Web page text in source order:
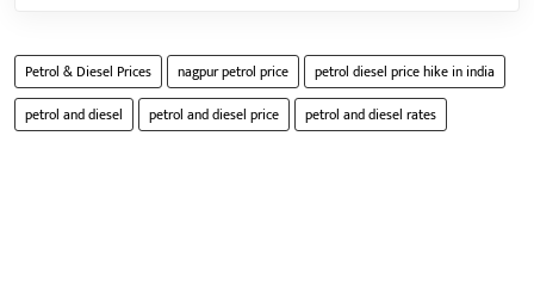
Petrol & Diesel Prices nagpur petrol price
petrol diesel price hike in india
petrol and diesel
petrol and diesel price petrol and diesel rates